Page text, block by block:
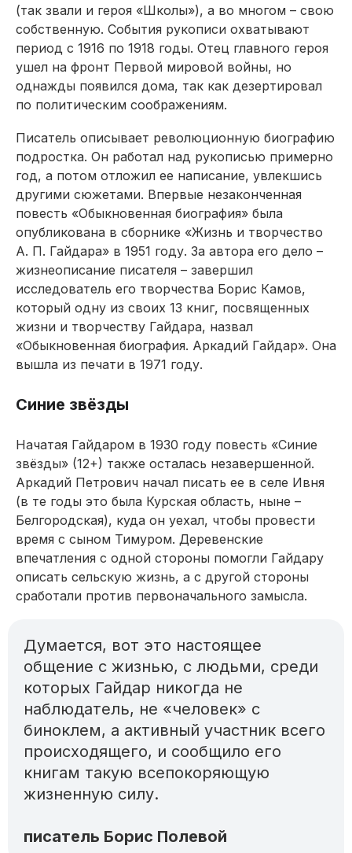
(так звали и героя «Школы»), а во многом – свою
собственную. События рукописи охватывают
период с 1916 по 1918 годы. Отец главного героя
ушел на фронт Первой мировой войны, но
однажды появился дома, так как дезертировал
по политическим соображениям.
Писатель описывает революционную биографию
подростка. Он работал над рукописью примерно
год, а потом отложил ее написание, увлекшись
другими сюжетами. Впервые незаконченная
повесть «Обыкновенная биография» была
опубликована в сборнике «Жизнь и творчество
А. П. Гайдара» в 1951 году. За автора его дело –
жизнеописание писателя – завершил
исследователь его творчества Борис Камов,
который одну из своих 13 книг, посвященных
жизни и творчеству Гайдара, назвал
«Обыкновенная биография. Аркадий Гайдар». Она
вышла из печати в 1971 году.
Синие звёзды
Начатая Гайдаром в 1930 году повесть «Синие
звёзды» (12+) также осталась незавершенной.
Аркадий Петрович начал писать ее в селе Ивня
(в те годы это была Курская область, ныне –
Белгородская), куда он уехал, чтобы провести
время с сыном Тимуром. Деревенские
впечатления с одной стороны помогли Гайдару
описать сельскую жизнь, а с другой стороны
сработали против первоначального замысла.
Думается, вот это настоящее
общение с жизнью, с людьми, среди
которых Гайдар никогда не
наблюдатель, не «человек» с
биноклем, а активный участник всего
происходящего, и сообщило его
книгам такую всепокоряющую
жизненную силу.
писатель Борис Полевой